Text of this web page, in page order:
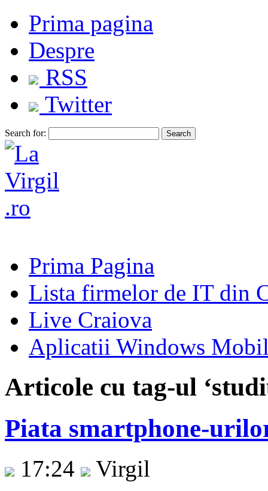
Prima pagina
Despre
RSS
Twitter
Search for:
Prima Pagina
Lista firmelor de IT din
Live Craiova
Aplicatii Windows
Articole cu tag-ul
Piata smartphone-
17:24
Virgil